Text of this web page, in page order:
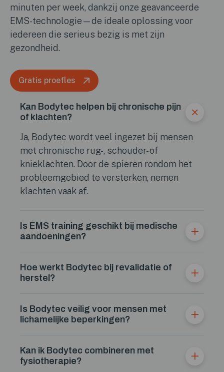
minuten per week, dankzij onze geavanceerde
EMS-technologie—de ideale oplossing voor
iedereen die serieus bezig is met zijn
gezondheid.
Gratis proefles
Kan Bodytec helpen bij chronische pijn
of klachten?
Ja, Bodytec wordt veel ingezet bij mensen
met chronische rug-, schouder- of
knieklachten. Door de spieren rondom het
probleemgebied te versterken, nemen
klachten vaak af.
Is EMS training geschikt bij medische
aandoeningen?
Hoe werkt Bodytec bij revalidatie of
herstel?
Is Bodytec veilig voor mensen met
lichamelijke beperkingen?
Kan ik Bodytec combineren met
fysiotherapie?